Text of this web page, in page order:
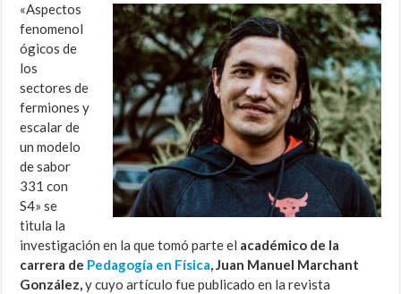
«Aspectos
fenomenol
ógicos de
los
sectores de
fermiones y
escalar de
un modelo
de sabor
331 con
S4» se
titula la
investigación en la que tomó parte el académico de la
carrera de Pedagogía en Física, Juan Manuel Marchant
González,y cuyo artículo fue publicado en la revista